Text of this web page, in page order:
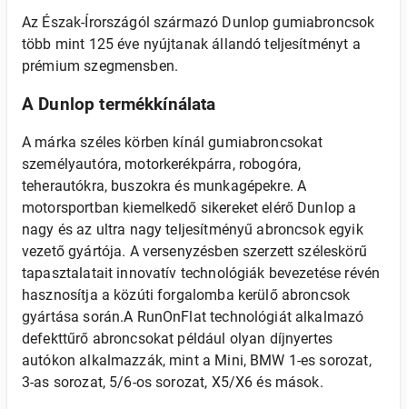
Az Észak-Írországól származó Dunlop gumiabroncsok
több mint 125 éve nyújtanak állandó teljesítményt a
prémium szegmensben.
A Dunlop termékkínálata
A márka széles körben kínál gumiabroncsokat
személyautóra, motorkerékpárra, robogóra,
teherautókra, buszokra és munkagépekre. A
motorsportban kiemelkedő sikereket elérő Dunlop a
nagy és az ultra nagy teljesítményű abroncsok egyik
vezető gyártója. A versenyzésben szerzett széleskörű
tapasztalatait innovatív technológiák bevezetése révén
hasznosítja a közúti forgalomba kerülő abroncsok
gyártása során.A RunOnFlat technológiát alkalmazó
defekttűrő abroncsokat például olyan díjnyertes
autókon alkalmazzák, mint a Mini, BMW 1-es sorozat,
3-as sorozat, 5/6-os sorozat, X5/X6 és mások.